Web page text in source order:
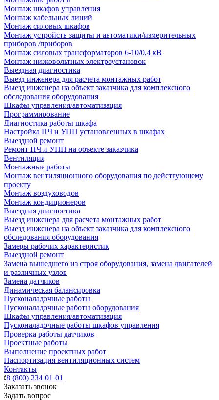
Монтаж шкафов управления
Монтаж кабельных линий
Монтаж силовых шкафов
Монтаж устройств защиты и автоматики/измерительных
приборов /приборов
Монтаж силовых трансформаторов 6-10/0,4 кВ
Монтаж низковольтных электроустановок
Выездная диагностика
Выезд инженера для расчета монтажных работ
Выезд инженера на объект заказчика для комплексного
обследования оборудования
Шкафы управления/автоматизация
Программирование
Диагностика работы шкафа
Настройка ПЧ и УПП установленных в шкафах
Выездной ремонт
Ремонт ПЧ и УПП на объекте заказчика
Вентиляция
Монтажные работы
Монтаж вентиляционного оборудования по действующему
проекту
Монтаж воздуховодов
Монтаж кондиционеров
Выездная диагностика
Выезд инженера для расчета монтажных работ
Выезд инженера на объект заказчика для комплексного
обследования оборудования
Замеры рабочих характеристик
Выездной ремонт
Замена вышедшего из строя оборудования, замена двигателей
и различных узлов
Замена датчиков
Динамическая балансировка
Пусконаладочные работы
Пусконаладочные работы оборудования
Шкафы управления/автоматизация
Пусконаладочные работы шкафов управления
Проверка работы датчиков
Проектные работы
Выполнение проектных работ
Паспортизация вентиляционных систем
Контакты
8 (800) 234-01-01
Заказать звонок
Задать вопрос